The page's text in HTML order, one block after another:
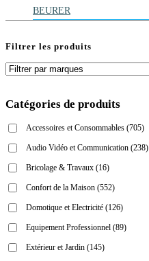
BEURER
Filtrer les produits
Catégories de produits
Accessoires et Consommables (705)
Audio Vidéo et Communication (238)
Bricolage & Travaux (16)
Confort de la Maison (552)
Domotique et Electricité (126)
Equipement Professionnel (89)
Extérieur et Jardin (145)